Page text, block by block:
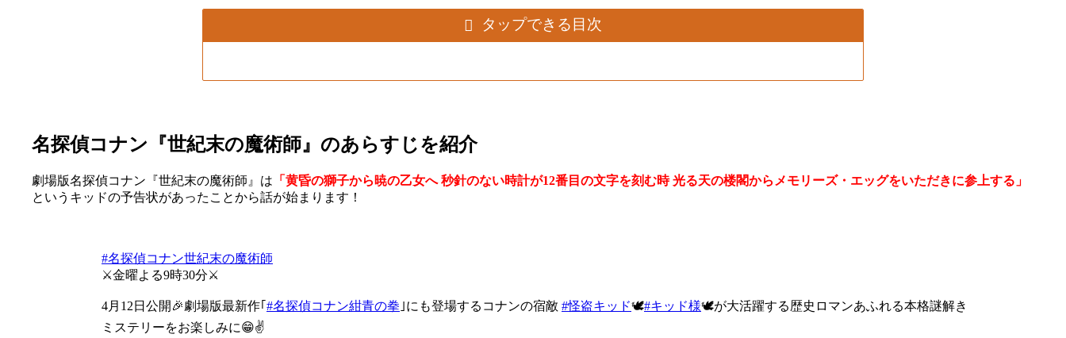
タップできる目次
名探偵コナン『世紀末の魔術師』のあらすじを紹介
劇場版名探偵コナン『世紀末の魔術師』は 「黄昏の獅子から暁の乙女へ 秒針のない時計が12番目の文字を刻む時 光る天の楼閣からメモリーズ・エッグをいただきに参上する」
というキッドの予告状があったことから話が始まります！
#名探偵コナン世紀末の魔術師
⚔️金曜よる9時30分⚔️
4月12日公開🎉劇場版最新作｢ #名探偵コナン紺青の拳 ｣にも登場するコナンの宿敵 #怪盗キッド🕊#キッド様🕊が大活躍する歴史ロマンあふれる本格謎解き
ミステリーをお楽しみに😁✌